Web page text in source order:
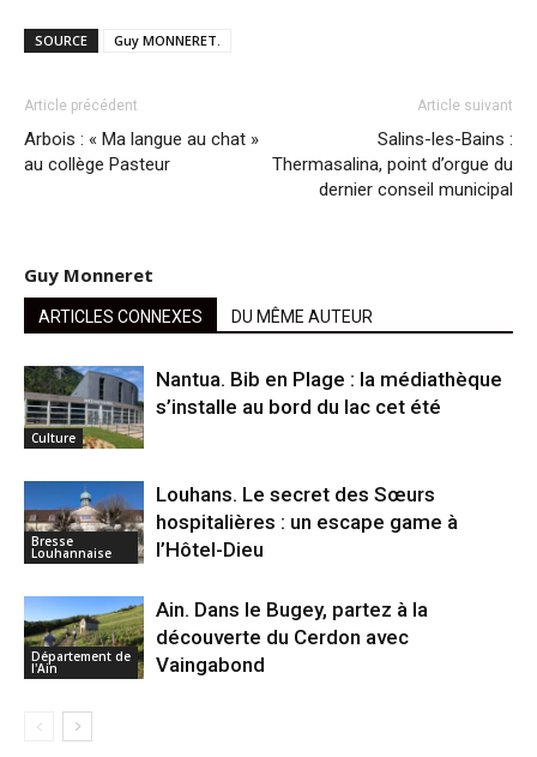
SOURCE Guy MONNERET.
Article précédent
Arbois : « Ma langue au chat »
au collège Pasteur
Article suivant
Salins-les-Bains :
Thermasalina, point d’orgue du
dernier conseil municipal
Guy Monneret
ARTICLES CONNEXES DU MÊME AUTEUR
Culture
Nantua. Bib en Plage : la médiathèque
s’installe au bord du lac cet été
Bresse
Louhannaise
Louhans. Le secret des Sœurs
hospitalières : un escape game à
l’Hôtel-Dieu
Département de
l'Ain
Ain. Dans le Bugey, partez à la
découverte du Cerdon avec
Vaingabond